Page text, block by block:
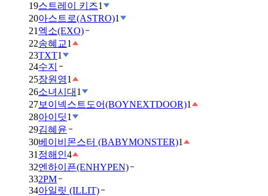
19스트레이 키즈1
20아스트로(ASTRO)1
21 엑소(EXO)
22송혜교1
23TXT1
24수지
25장원영1
26소녀시대 1
27보이넥스트도어(BOYNEXTDOOR)1
28아이딧1
29김혜윤
30베이비몬스터 (BABYMONSTER)1
31 정해인4
32엔하이픈(ENHYPEN)
332PM
34아일릿 (ILLIT)